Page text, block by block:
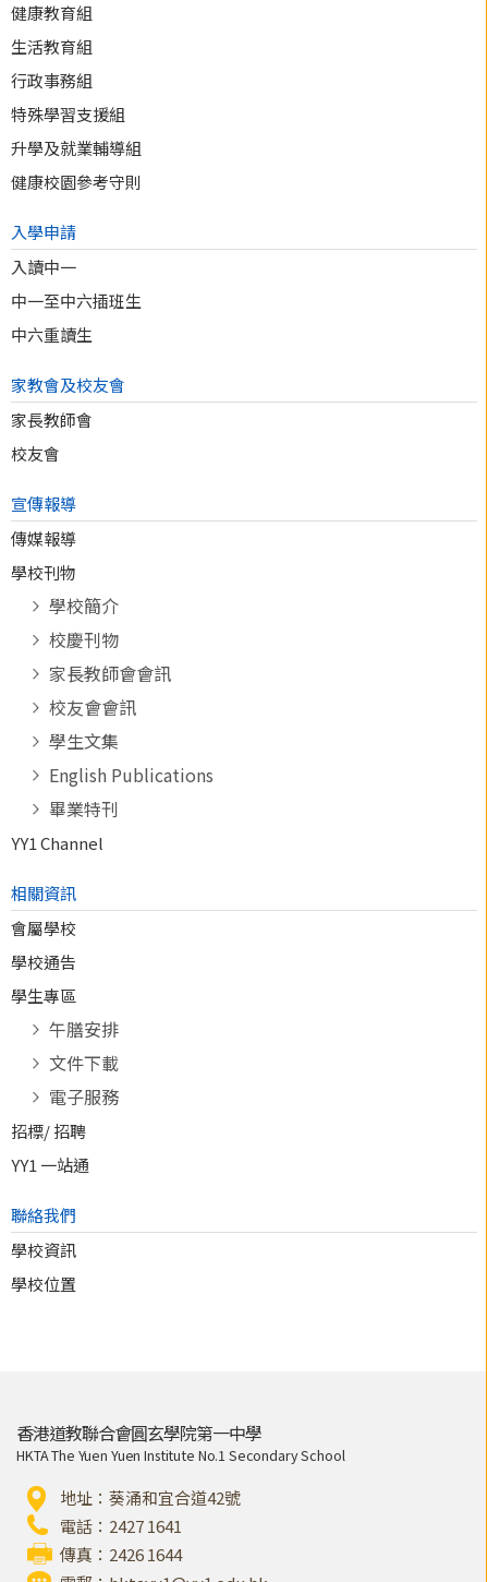
健康教育組
生活教育組
行政事務組
特殊學習支援組
升學及就業輔導組
健康校園參考守則
入學申請
入讀中一
中一至中六插班生
中六重讀生
家教會及校友會
家長教師會
校友會
宣傳報導
傳媒報導
學校刊物
學校簡介
校慶刊物
家長教師會會訊
校友會會訊
學生文集
English Publications
畢業特刊
YY1 Channel
相關資訊
會屬學校
學校通告
學生專區
午膳安排
文件下載
電子服務
招標/ 招聘
YY1 一站通
聯絡我們
學校資訊
學校位置
香港道教聯合會圓玄學院第一中學
HKTA The Yuen Yuen Institute No.1 Secondary School
地址：葵涌和宜合道42號
電話：2427 1641
傳真：2426 1644